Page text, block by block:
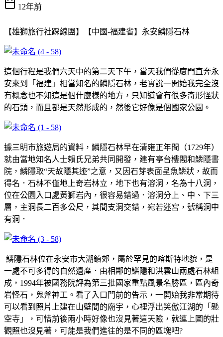
12年前
【雄獅旅行社踩線團】【中國-福建省】永安鱗隱石林
這個行程是我們六天中的第二天下午，當天我們從廈門直奔永
安來到「福建」相當知名的鱗隱石林，老實說一開始我完全沒
有概念也不知這是個什麼樣的地方，只知道會有很多奇形怪狀
的石頭，而且都是天然形成的，然後它好像是個國家公園。
據三明市旅遊局的資料，鱗隱石林早在清雍正年間（1729年）
就由當地知名人士賴氏兄弟共同開發，建有亭台樓閣和鱗隱書
院，鱗隱取“天故隱其迹”之意，又因石芽表面呈魚鱗狀，故而
得名．石林不僅地上奇岩林立，地下也有溶洞，名為十八洞，
位在公園入口處黃獅岩內，很容易錯過．溶洞分上、中、下三
層，主洞長二百多公尺，其間支洞交錯，宛若迷宮，號稱洞中
有洞．
鱗隱石林位在永安市大湖鎮郊，屬於罕見的喀斯特地貌，是
一處不可多得的自然遺產．由相鄰的鱗隱和洪雲山兩處石林組
成，1994年被國務院評為第三批國家重點風景名勝區，區內奇
岩怪石，鬼斧神工。看了入口門前的告示，一開始我非常期待
可以看到照片上建在山壁間的廟宇，心裡浮出笑傲江湖的「懸
空寺」，可惜前後兩小時好像也沒見著這天險，就連上圖的壯
觀照也沒見著，可能是我們進往的是不同的區塊吧?